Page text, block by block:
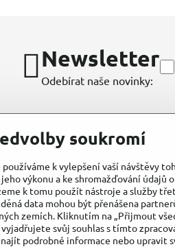
Newsletter
Odebírat naše novinky:
/ ROLLDRAP
s.r.o
852/82
IČO: 28258096
DIČ: CZ28258096
soukromí
používáme k vylepšení vaší návštěvy
výkonu a ke shromažďování údajů
k tomu použít nástroje a služby
data mohou být přenášena
zemích. Kliknutím na „Přijmout
svůj souhlas s tímto
podrobné informace nebo upravit